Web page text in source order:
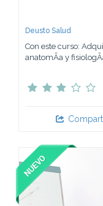
Deusto Salud
Con este curso:
anatomÃ­a y